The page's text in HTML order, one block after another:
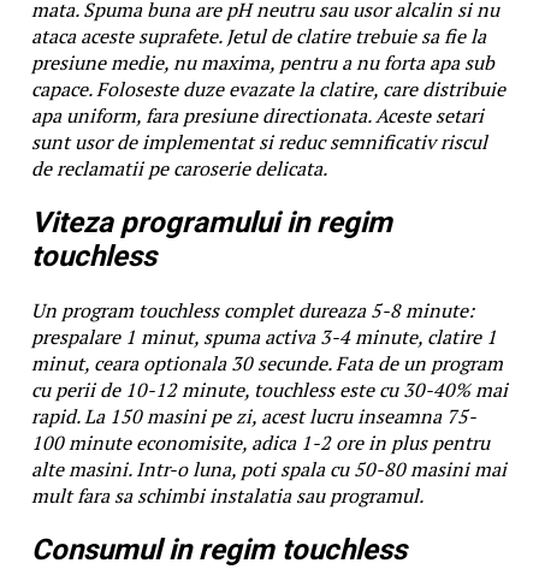
mata. Spuma buna are pH neutru sau usor alcalin si nu
ataca aceste suprafete. Jetul de clatire trebuie sa fie la
presiune medie, nu maxima, pentru a nu forta apa sub
capace. Foloseste duze evazate la clatire, care distribuie
apa uniform, fara presiune directionata. Aceste setari
sunt usor de implementat si reduc semnificativ riscul
de reclamatii pe caroserie delicata.
Viteza programului in regim
touchless
Un program touchless complet dureaza 5-8 minute:
prespalare 1 minut, spuma activa 3-4 minute, clatire 1
minut, ceara optionala 30 secunde. Fata de un program
cu perii de 10-12 minute, touchless este cu 30-40% mai
rapid. La 150 masini pe zi, acest lucru inseamna 75-
100 minute economisite, adica 1-2 ore in plus pentru
alte masini. Intr-o luna, poti spala cu 50-80 masini mai
mult fara sa schimbi instalatia sau programul.
Consumul in regim touchless